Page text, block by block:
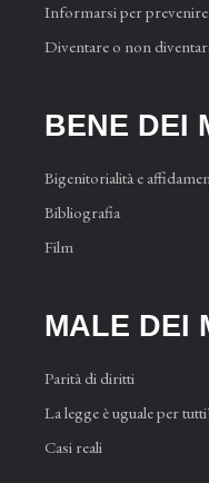
Informarsi per
Diventare o non
BENE DEI
Bigenitorialità e
Bibliografia
Film
MALE DEI
Parità di diritti
La legge è uguale per
Casi reali